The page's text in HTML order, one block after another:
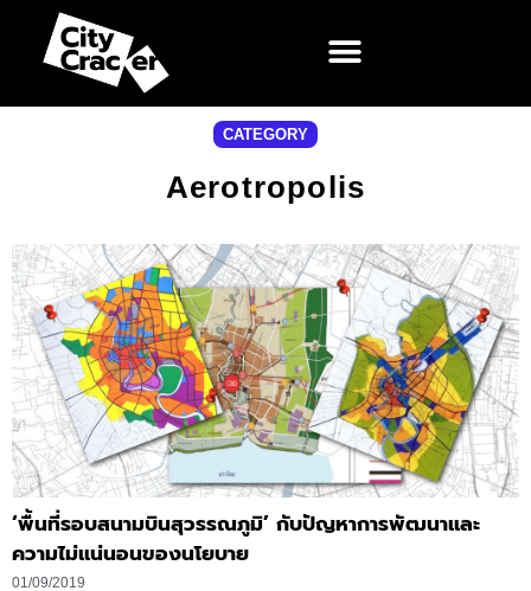
CATEGORY
Aerotropolis
‘พื้นที่รอบสนามบินสุวรรณภูมิ’ ​กับปัญหาการพัฒนาและ
ความไม่แน่นอนของนโยบาย
01/09/2019